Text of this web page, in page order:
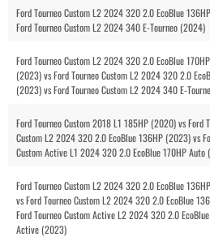
Ford Tourneo Custom L2 2024 320 2.0 EcoBlue
Ford Tourneo Custom L2 2024 340 E-Tourneo (2024)
Ford Tourneo Custom L2 2024 320 2.0 EcoBlue
(2023) vs Ford Tourneo Custom L2 2024 320 2.0
(2023) vs Ford Tourneo Custom L2 2024 340 E-
Ford Tourneo Custom 2018 L1 185HP (2020) vs Ford
Custom L2 2024 320 2.0 EcoBlue 136HP (2023) vs
Custom Active L1 2024 320 2.0 EcoBlue 170HP Auto
Ford Tourneo Custom L2 2024 320 2.0 EcoBlue
vs Ford Tourneo Custom L2 2024 320 2.0 EcoBlue
Ford Tourneo Custom Active L2 2024 320 2.0
Active (2023)